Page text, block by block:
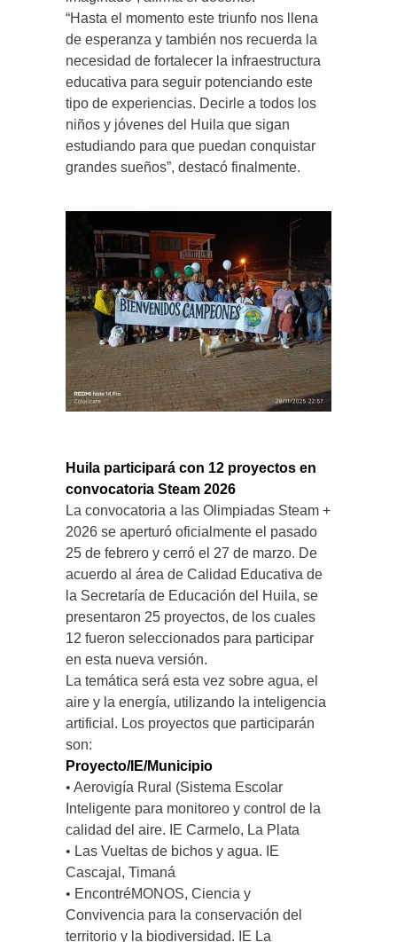
“Hasta el momento este triunfo nos llena
de esperanza y también nos recuerda la
necesidad de fortalecer la infraestructura
educativa para seguir potenciando este
tipo de experiencias. Decirle a todos los
niños y jóvenes del Huila que sigan
estudiando para que puedan conquistar
grandes sueños”, destacó finalmente.
Huila participará con 12 proyectos en
convocatoria Steam 2026
La convocatoria a las Olimpiadas Steam +
2026 se aperturó oficialmente el pasado
25 de febrero y cerró el 27 de marzo. De
acuerdo al área de Calidad Educativa de
la Secretaría de Educación del Huila, se
presentaron 25 proyectos, de los cuales
12 fueron seleccionados para participar
en esta nueva versión.
La temática será esta vez sobre agua, el
aire y la energía, utilizando la inteligencia
artificial. Los proyectos que participarán
son:
Proyecto/IE/Municipio
• Aerovigía Rural (Sistema Escolar
Inteligente para monitoreo y control de la
calidad del aire. IE Carmelo, La Plata
• Las Vueltas de bichos y agua. IE
Cascajal, Timaná
• EncontréMONOS, Ciencia y
Convivencia para la conservación del
territorio y la biodiversidad. IE La